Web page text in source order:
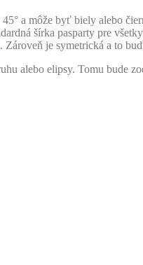
a môže byť biely alebo
šírka pasparty pre
. Zároveň je symetrická a to
alebo elipsy. Tomu bude